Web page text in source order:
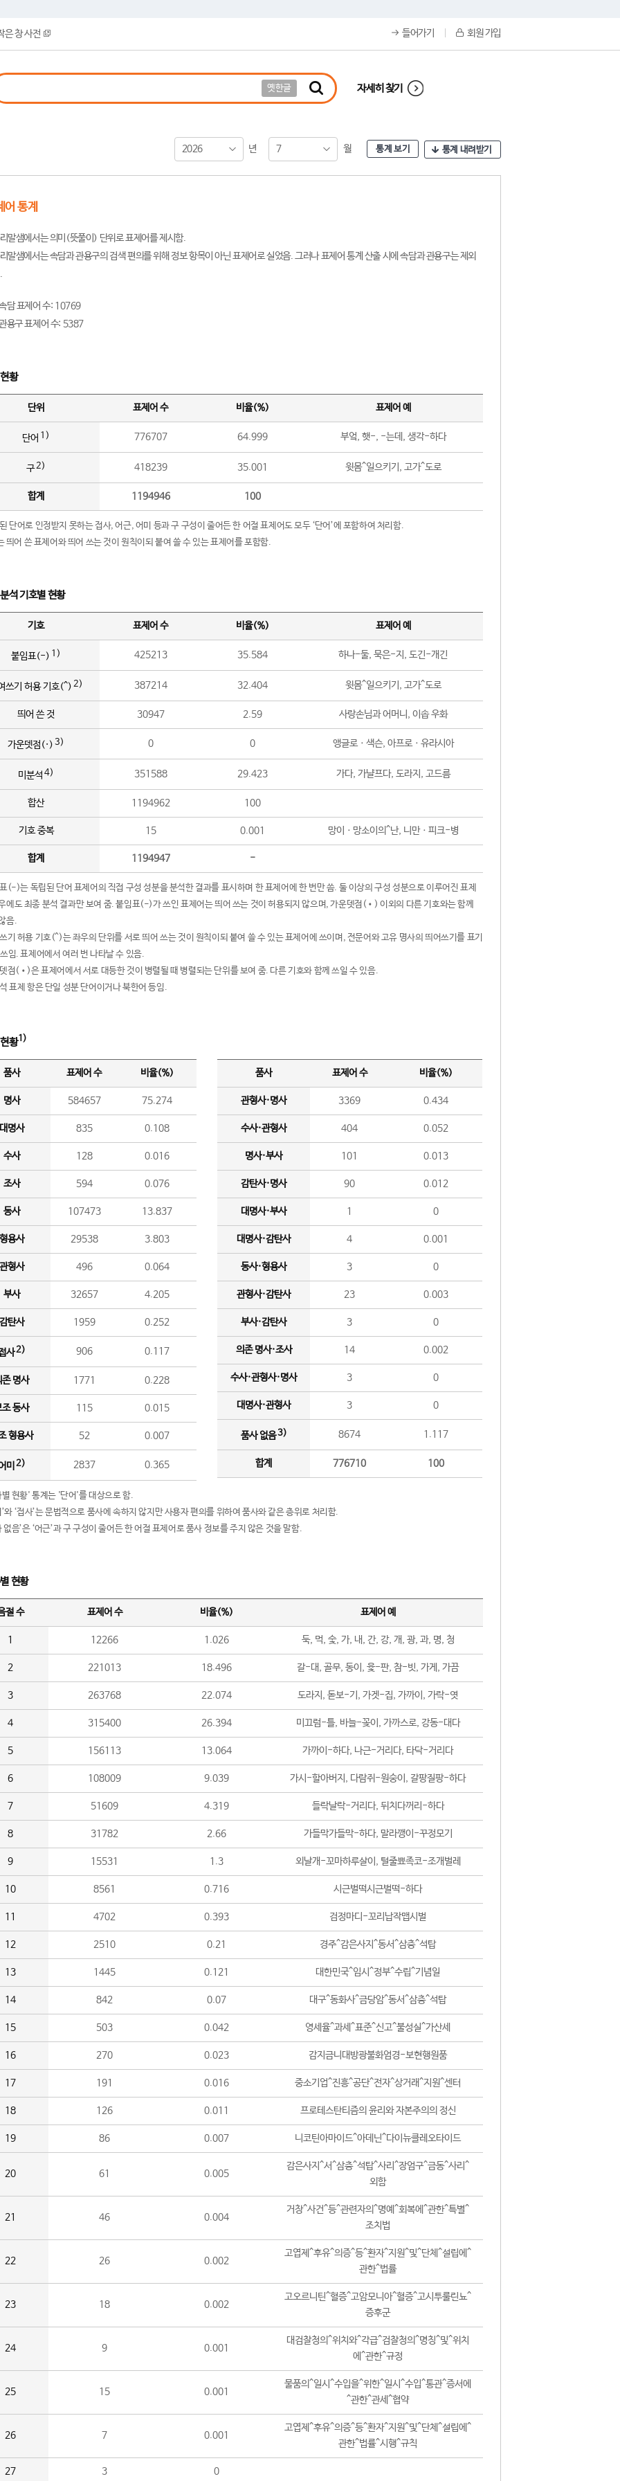
은 창 사전 들어가기 회원 가입
옛한글 자세히 찾기
2026 년 7 월 통계 보기 통계 내려받기
어 통계
말샘에서는 의미(뜻풀이) 단위로 표제어를 제시함.
말샘에서는 속담과 관용구의 검색 편의를 위해 정보 항목이 아닌 표제어로 실었음. 그러나 표제어 통계 산출 시에 속담과 관용구는 제외
담 표제어 수: 10769
용구 표제어 수: 5387
황
단위 표제어 수 비율(%) 표제어 예
단어 1) 776707 64.999 부엌, 햇-, -는데, 생각-하다
구2) 418239 35.001 윗몸^일으키기, 고가^도로
합계 1194946 100
단어로 인정받지 못하는 접사, 어근, 어미 등과 구 구성이 줄어든 한 어절 표제어도 모두 ‘단어’에 포함하여 처리함.
띄어 쓴 표제어와 띄어 쓰는 것이 원칙이되 붙여 쓸 수 있는 표제어를 포함함.
석 기호별 현황
기호 표제어 수 비율(%) 표제어 예
붙임표(-) 1) 425213 35.584 하나-둘, 묵은-지, 도긴-개긴
쓰기 허용 기호(^) 2) 387214 32.404 윗몸^일으키기, 고가^도로
띄어 쓴 것 30947 2.59 사랑손님과 어머니, 이솝 우화
가운뎃점(·) 3) 0 0 앵글로ㆍ색슨, 아프로ㆍ유라시아
미분석 4) 351588 29.423 가다, 가냘프다, 도라지, 고드름
합산 1194962 100
기호 중복 15 0.001 망이ㆍ망소이의^난, 니만ㆍ피크-병
합계 1194947 -
(-)는 독립된 단어 표제어의 직접 구성 성분을 분석한 결과를 표시하며 한 표제어에 한 번만 씀. 둘 이상의 구성 성분으로 이루어진 표제
에도 최종 분석 결과만 보여 줌. 붙임표(-)가 쓰인 표제어는 띄어 쓰는 것이 허용되지 않으며, 가운뎃점(•) 이외의 다른 기호와는 함께
음.
기 허용 기호(^)는 좌우의 단위를 서로 띄어 쓰는 것이 원칙이되 붙여 쓸 수 있는 표제어에 쓰이며, 전문어와 고유 명사의 띄어쓰기를 표기
임. 표제어에서 여러 번 나타날 수 있음.
점(•)은 표제어에서 서로 대등한 것이 병렬될 때 병렬되는 단위를 보여 줌. 다른 기호와 함께 쓰일 수 있음.
표제 항은 단일 성분 단어이거나 북한어 등임.
황1)
품사 표제어 수 비율(%)
명사 584657 75.274
명사 835 0.108
수사 128 0.016
조사 594 0.076
동사 107473 13.837
용사 29538 3.803
형사 496 0.064
부사 32657 4.205
탄사 1959 0.252
사2) 906 0.117
존 명사 1771 0.228
조 동사 115 0.015
형용사 52 0.007
미 2) 2837 0.365
품사 표제어 수 비율(%)
관형사·명사 3369 0.434
수사·관형사 404 0.052
명사·부사 101 0.013
감탄사·명사 90 0.012
대명사·부사 1 0
대명사·감탄사 4 0.001
동사·형용사 3 0
관형사·감탄사 23 0.003
부사·감탄사 3 0
의존 명사·조사 14 0.002
수사·관형사·명사 3 0
대명사·관형사 3 0
품사 없음3) 8674 1.117
합계 776710 100
현황' 통계는 '단어'를 대상으로 함.
와 ‘접사’는 문법적으로 품사에 속하지 않지만 사용자 편의를 위하여 품사와 같은 층위로 처리함.
없음’은 ‘어근’과 구 구성이 줄어든 한 어절 표제어로 품사 정보를 주지 않은 것을 말함.
현황
절 수 표제어 수 비율(%) 표제어 예
1 12266 1.026 둑, 먹, 숯, 가, 내, 간, 강, 개, 광, 과, 명, 청
2 221013 18.496 갈-대, 골무, 동이, 윷-판, 참-빗, 가게, 가끔
3 263768 22.074 도라지, 돋보-기, 가겟-집, 가까이, 가락-엿
4 315400 26.394 미끄럼-틀, 바늘-꽂이, 가까스로, 강동-대다
5 156113 13.064 가까이-하다, 나근-거리다, 타닥-거리다
6 108009 9.039 가시-할아버지, 다람쥐-원숭이, 갈팡질팡-하다
7 51609 4.319 들락날락-거리다, 뒤치다꺼리-하다
8 31782 2.66 가들막가들막-하다, 말라깽이-꾸정모기
9 15531 1.3 외날개-꼬마하루살이, 털줄뾰족코-조개벌레
10 8561 0.716 시근벌떡시근벌떡-하다
11 4702 0.393 검정마디-꼬리납작맵시벌
12 2510 0.21 경주^감은사지^동서^삼층^석탑
13 1445 0.121 대한민국^임시^정부^수립^기념일
14 842 0.07 대구^동화사^금당암^동서^삼층^석탑
15 503 0.042 영세율^과세^표준^신고^불성실^가산세
16 270 0.023 감지금니대방광불화엄경-보현행원품
17 191 0.016 중소기업^진흥^공단^전자^상거래^지원^센터
18 126 0.011 프로테스탄티즘의 윤리와 자본주의의 정신
19 86 0.007 니코틴아마이드^아데닌^다이뉴클레오타이드
20 61 0.005
감은사지^서^삼층^석탑^사리^장엄구^금동^사리^
외함
21 46 0.004
거창^사건^등^관련자의^명예^회복에^관한^특별^
조치법
22 26 0.002
고엽제^후유^의증^등^환자^지원^및^단체^설립에^
관한^법률
23 18 0.002
고오르니틴^혈증^고암모니아^혈증^고시투룰린뇨^
증후군
24 9 0.001
대검찰청의^위치와^각급^검찰청의^명칭^및^위치
에^관한^규정
25 15 0.001
물품의^일시^수입을^위한^일시^수입^통관^증서에
^관한^관세^협약
26 7 0.001
고엽제^후유^의증^등^환자^지원^및^단체^설립에^
관한^법률^시행^규칙
27 3 0